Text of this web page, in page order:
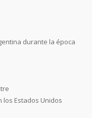
durante la época
los Estados Unidos